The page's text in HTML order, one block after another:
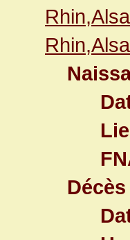
Décès